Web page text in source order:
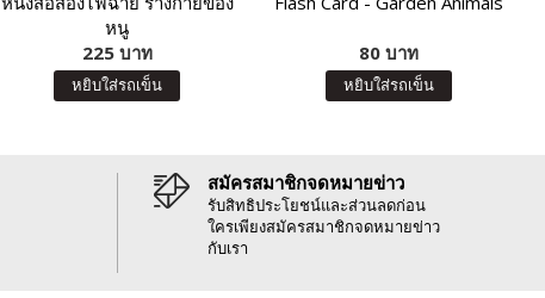
หนู
225 บาท
หยิบใส่รถเข็น
80 บาท
หยิบใส่รถเข็น
สมัครสมาชิกจดหมายข่าว
รับสิทธิประโยชน์และส่วนลดก่อน
ใครเพียงสมัครสมาชิกจดหมายข่าว
กับเรา